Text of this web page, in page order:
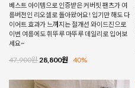
베스트 아이템으로 인증받은 커버핏 팬츠가 여
름버전인 리오셀로 돌아왔어요! 입기만 해도 다
이어트 효과가 느껴지는 절개선 와이드진으로
이번 여름에도 휘뚜루 마뚜루 데일리로 입어보
세요~
47,900원 28,800원 40%